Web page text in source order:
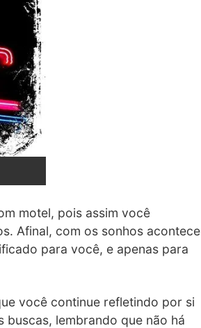
motel, pois assim você
Afinal, com os sonhos acontece
para você, e apenas para
você continue refletindo por si
buscas, lembrando que não há